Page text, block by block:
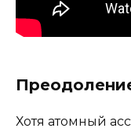
Хотя атомный